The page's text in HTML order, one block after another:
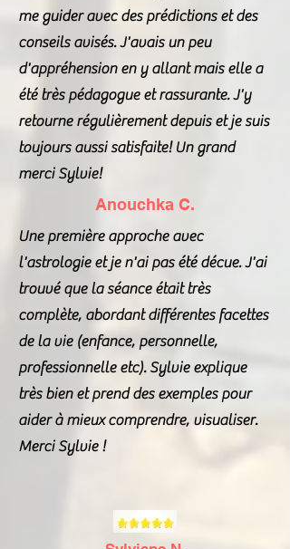
me guider avec des prédictions et des
conseils avisés. J'avais un peu
d'appréhension en y allant mais elle a
été très pédagogue et rassurante. J'y
retourne régulièrement depuis et je suis
toujours aussi satisfaite! Un grand
merci Sylvie!
Anouchka C.
Une première approche avec
l'astrologie et je n'ai pas été décue. J'ai
trouvé que la séance était très
complète, abordant différentes facettes
de la vie (enfance, personnelle,
professionnelle etc). Sylvie explique
très bien et prend des exemples pour
aider à mieux comprendre, visualiser.
Merci Sylvie !